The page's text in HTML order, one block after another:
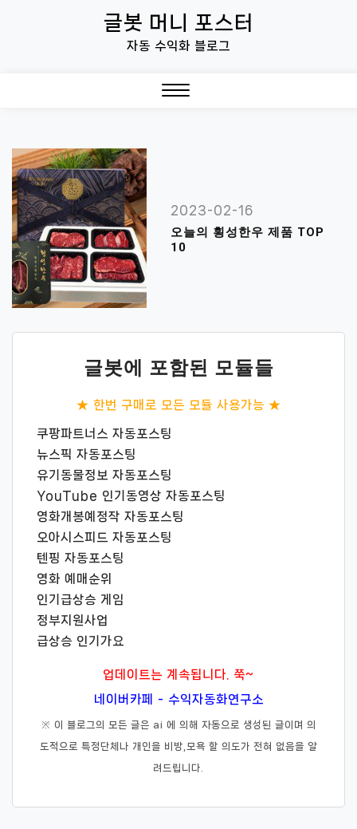
글봇 머니 포스터
자동 수익화 블로그
2023-02-16
오늘의 횡성한우 제품 TOP
10
글봇에 포함된 모듈들
★ 한번 구매로 모든 모듈 사용가능 ★
쿠팡파트너스 자동포스팅
뉴스픽 자동포스팅
유기동물정보 자동포스팅
YouTube 인기동영상 자동포스팅
영화개봉예정작 자동포스팅
오아시스피드 자동포스팅
텐핑 자동포스팅
영화 예매순위
인기급상승 게임
정부지원사업
급상승 인기가요
업데이트는 계속됩니다. 쭉~
네이버카페 - 수익자동화연구소
※ 이 블로그의 모든 글은 ai 에 의해 자동으로 생성된 글이며 의
도적으로 특정단체나 개인을 비방,모욕 할 의도가 전혀 없음을 알
려드립니다.